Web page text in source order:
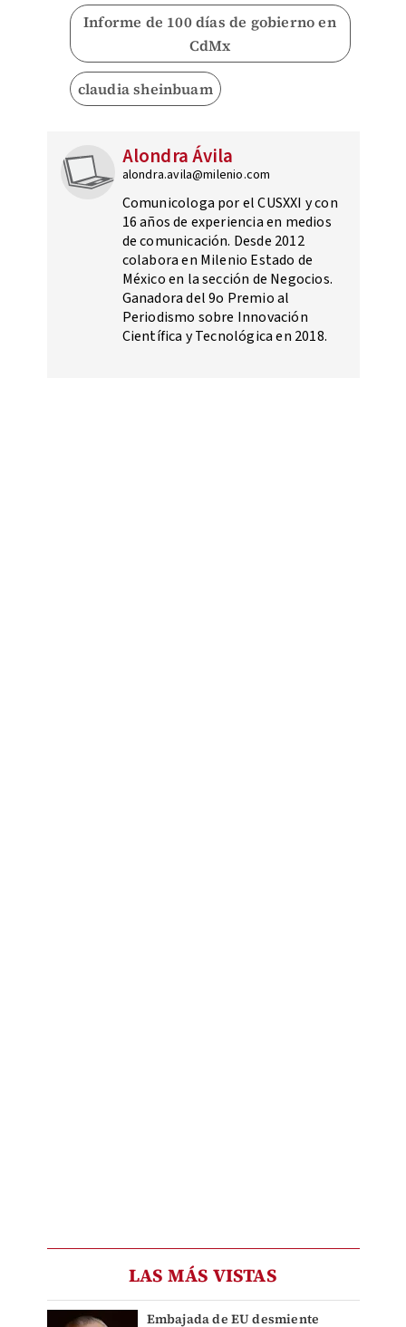
Informe de 100 días de gobierno en
CdMx
claudia sheinbuam
Alondra Ávila
alondra.avila@milenio.com
Comunicologa por el CUSXXI y con
16 años de experiencia en medios
de comunicación. Desde 2012
colabora en Milenio Estado de
México en la sección de Negocios.
Ganadora del 9o Premio al
Periodismo sobre Innovación
Científica y Tecnológica en 2018.
LAS MÁS VISTAS
Embajada de EU desmiente